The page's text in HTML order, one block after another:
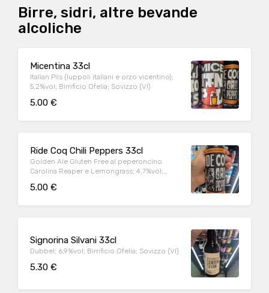
Birre, sidri, altre bevande
alcoliche
Micentina 33cl
Italian Pils (luppoli italiani e orzo vicentino);
5,2%vol; Birrificio Ofelia; Sovizzo (VI)
5.00 €
Ride Coq Chili Peppers 33cl
Golden Ale Gluten Free al peperoncino
Carolina Reaper e Lemongrass; 4,7%vol;
5.00 €
Signorina Silvani 33cl
Dubbel; 6,9%vol; Birrificio Ofelia; Sovizzo (VI)
5.30 €